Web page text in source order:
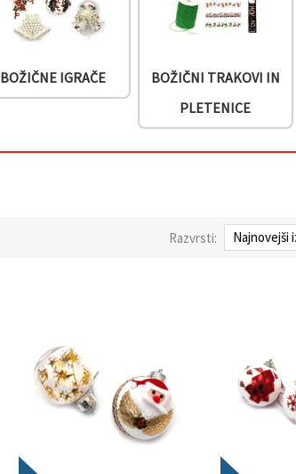
BOŽIČNE IGRAČE
BOŽIČNI TRAKOVI IN
PLETENICE
Razvrsti: